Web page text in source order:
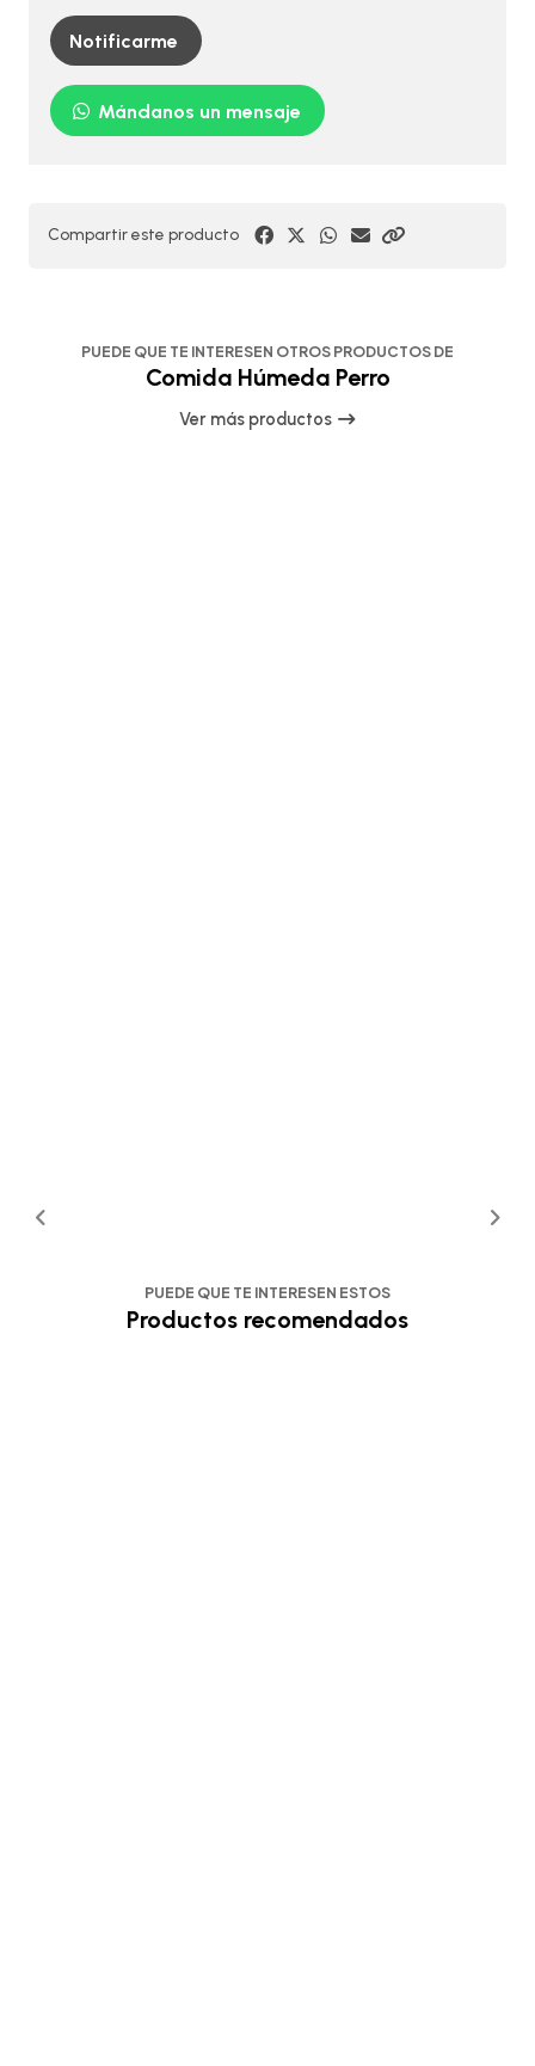
Notificarme
Mándanos un mensaje
Compartir este producto
PUEDE QUE TE INTERESEN OTROS PRODUCTOS DE
Comida Húmeda Perro
Ver más productos
PUEDE QUE TE INTERESEN ESTOS
Productos recomendados